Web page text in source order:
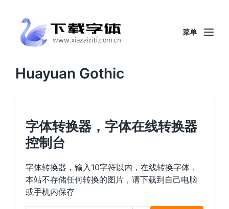
菜单
Huayuan Gothic
字体转换器，字体在线转换器
控制台
字体转换器，输入10字符以内，在线转换字体，
本站不存储任何转换的图片，请下载到自己电脑
或手机内保存